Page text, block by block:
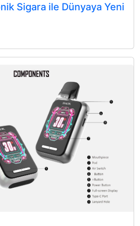
Sigara ile Dünyaya Yeni